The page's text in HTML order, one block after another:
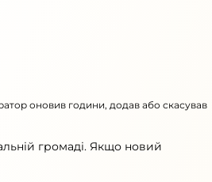
оновив години, додав або скасував
громаді. Якщо новий